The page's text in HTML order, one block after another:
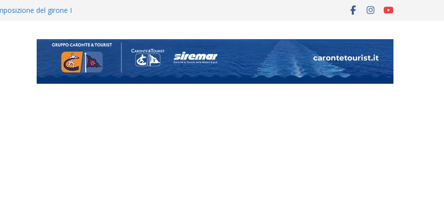
chiama questa piazza non
D»
Tourè è un nuovo